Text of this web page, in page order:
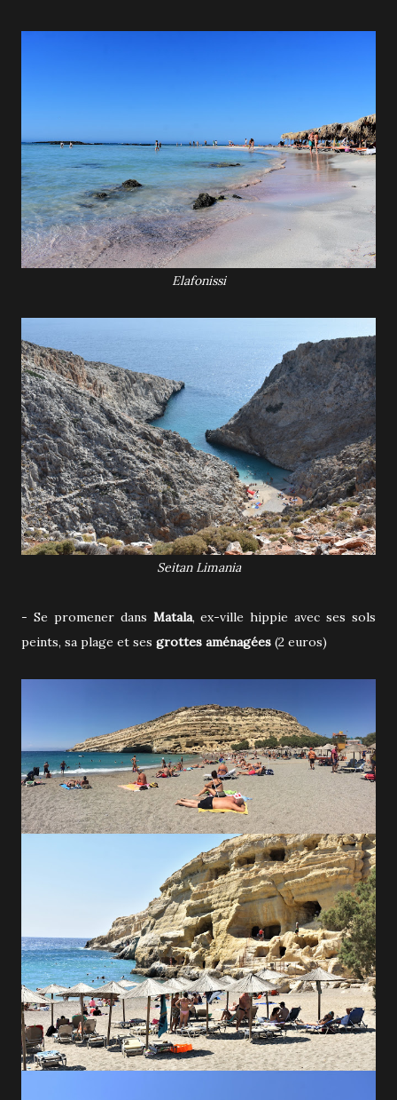
Elafonissi
Seitan Limania
- Se promener dans Matala, ex-ville hippie avec ses sols
peints, sa plage et ses grottes aménagées (2 euros)